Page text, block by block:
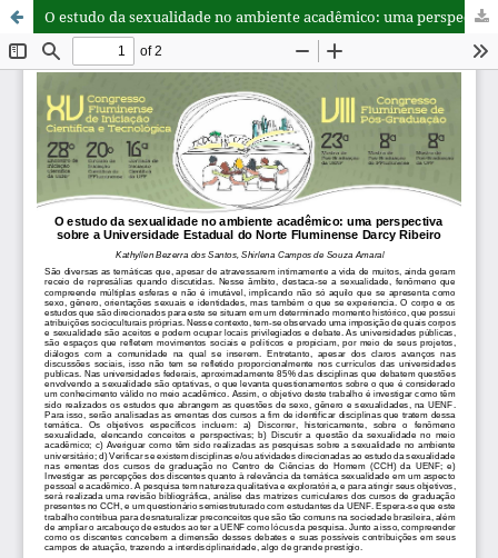
O estudo da sexualidade no ambiente acadêmico: uma perspectiva sobre a Universidade Estadual do Norte Fluminense Darcy Ribeiro